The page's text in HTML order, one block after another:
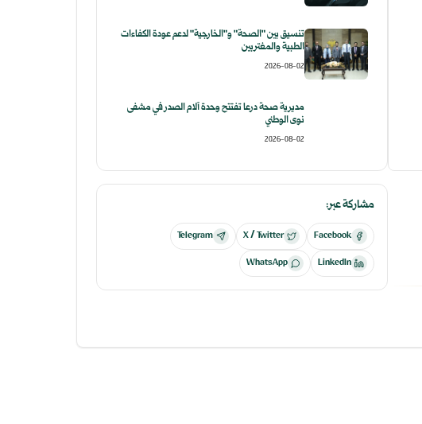
تنسيق بين "الصحة" و"الخارجية" لدعم عودة الكفاءات
الطبية والمغتربين
2026-08-02
مديرية صحة درعا تفتتح وحدة آلام الصدر في مشفى
نوى الوطني
2026-08-02
مشاركة عبر:
Facebook
X / Twitter
Telegram
LinkedIn
WhatsApp